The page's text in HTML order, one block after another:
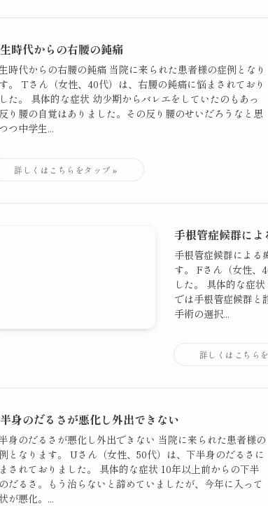
時代からの右腰の鈍痛
時代からの右腰の鈍痛 当院に来られた患者様の症例となり
。 Tさん（女性、40代）は、右腰の鈍痛に悩まされており
た。 具体的な症状 幼少期からバレエをしていたのもあっ
り腰の自覚はありました。その反り腰のせいだろうなと思
つ中学生...
手根管症候群によ
手根管症候群による
す。 Fさん（女性、
した。 具体的な症
では手根管症候群と
手術の選択...
身のだるさが悪化し外出できない
身のだるさが悪化し外出できない 当院に来られた患者様の
となります。 Uさん（女性、50代）は、下半身のだるさに
されておりました。 具体的な症状 10年以上前からの下半
だるさ。もう治らないと諦めていましたが、今年に入って
が悪化。...